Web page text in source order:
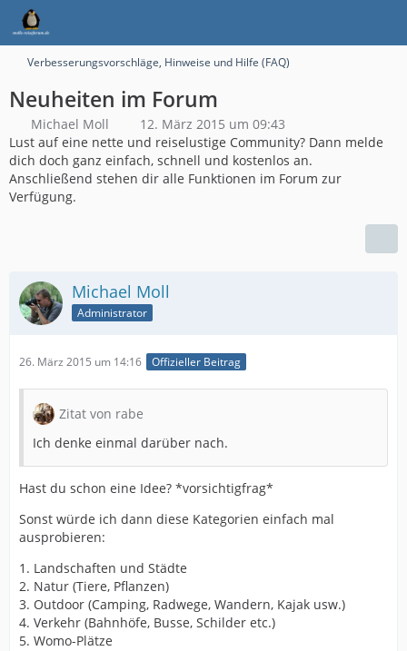
Verbesserungsvorschläge, Hinweise und Hilfe (FAQ)
Neuheiten im Forum
Michael Moll
12. März 2015 um 09:43
Lust auf eine nette und reiselustige Community? Dann melde
dich doch ganz einfach, schnell und kostenlos an.
Anschließend stehen dir alle Funktionen im Forum zur
Verfügung.
Michael Moll
Administrator
26. März 2015 um 14:16 Offizieller Beitrag
Zitat von rabe
Ich denke einmal darüber nach.
Hast du schon eine Idee? *vorsichtigfrag*
Sonst würde ich dann diese Kategorien einfach mal
ausprobieren:
1. Landschaften und Städte
2. Natur (Tiere, Pflanzen)
3. Outdoor (Camping, Radwege, Wandern, Kajak usw.)
4. Verkehr (Bahnhöfe, Busse, Schilder etc.)
5. Womo-Plätze